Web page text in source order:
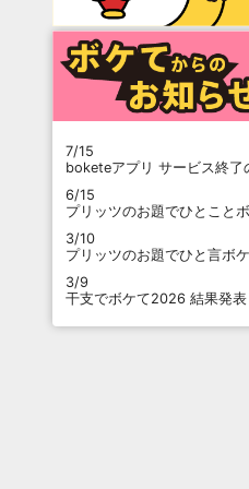
7/15
boketeアプリ サービス終了
6/15
プリッツのお題でひとこと
3/10
プリッツのお題でひと言ボ
3/9
干支でボケて2026 結果発表